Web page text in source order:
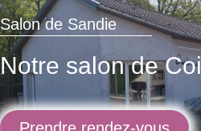
Salon de Sandie
Notre salon de